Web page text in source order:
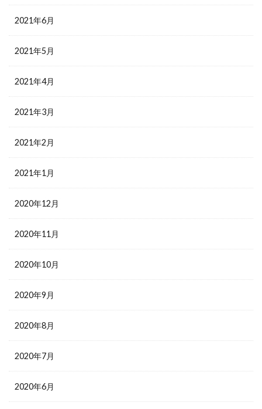
2021年6月
2021年5月
2021年4月
2021年3月
2021年2月
2021年1月
2020年12月
2020年11月
2020年10月
2020年9月
2020年8月
2020年7月
2020年6月